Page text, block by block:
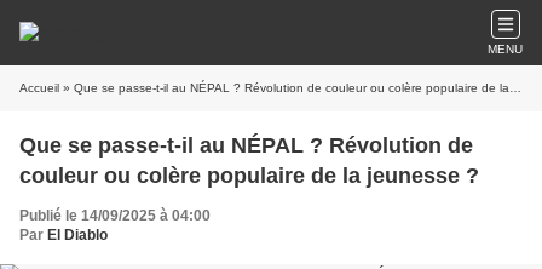
MENU
Accueil » Que se passe-t-il au NÉPAL ? Révolution de couleur ou colère populaire de la jeunesse ?
Que se passe-t-il au NÉPAL ? Révolution de
couleur ou colère populaire de la jeunesse ?
Publié le 14/09/2025 à 04:00
Par El Diablo